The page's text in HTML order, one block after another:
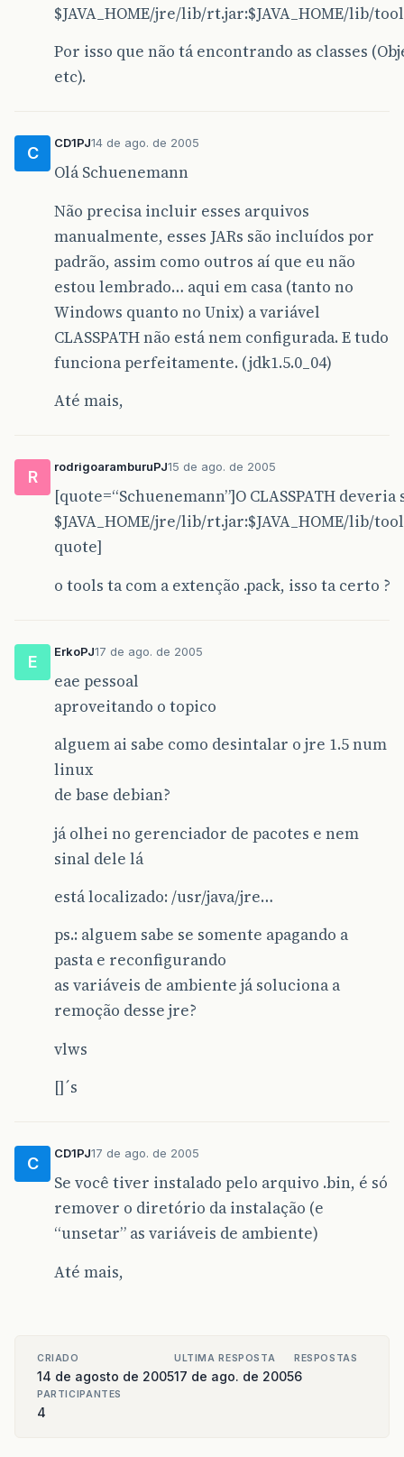
$JAVA_HOME/jre/lib/rt.jar:$JAVA_HOME/lib/
Por isso que não tá encontrando as classes
etc).
C
CD1PJ14 de ago. de 2005
Olá Schuenemann
Não precisa incluir esses arquivos
manualmente, esses JARs são incluídos por
padrão, assim como outros aí que eu não
estou lembrado… aqui em casa (tanto no
Windows quanto no Unix) a variável
CLASSPATH não está nem configurada. E tudo
funciona perfeitamente. (jdk1.5.0_04)
Até mais,
R
rodrigoaramburuPJ15 de ago. de 2005
[quote=“Schuenemann”]O CLASSPATH deveria
$JAVA_HOME/jre/lib/rt.jar:$JAVA_HOME/lib/
quote]
o tools ta com a extenção .pack, isso ta certo ?
E
ErkoPJ17 de ago. de 2005
eae pessoal
aproveitando o topico
alguem ai sabe como desintalar o jre 1.5 num
linux
de base debian?
já olhei no gerenciador de pacotes e nem
sinal dele lá
está localizado: /usr/java/jre…
ps.: alguem sabe se somente apagando a
pasta e reconfigurando
as variáveis de ambiente já soluciona a
remoção desse jre?
vlws
[]´s
C
CD1PJ17 de ago. de 2005
Se você tiver instalado pelo arquivo .bin, é só
remover o diretório da instalação (e
“unsetar” as variáveis de ambiente)
Até mais,
CRIADO
14 de agosto de 2005
ULTIMA RESPOSTA
17 de ago. de 2005
RESPOSTAS
6
PARTICIPANTES
4